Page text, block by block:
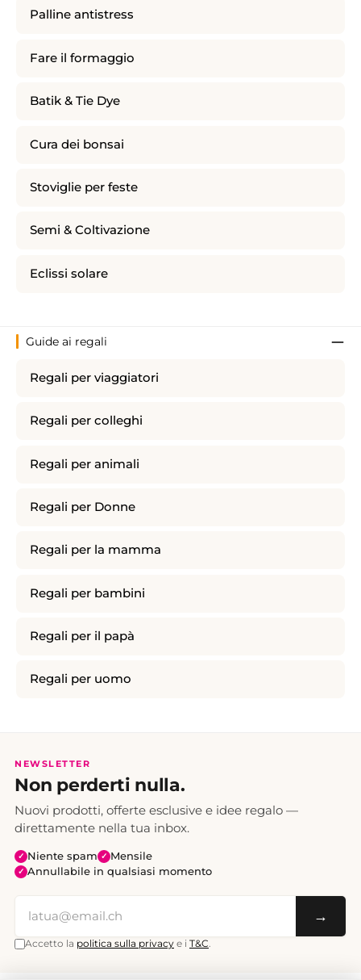
Palline antistress
Fare il formaggio
Batik & Tie Dye
Cura dei bonsai
Stoviglie per feste
Semi & Coltivazione
Eclissi solare
Guide ai regali
Regali per viaggiatori
Regali per colleghi
Regali per animali
Regali per Donne
Regali per la mamma
Regali per bambini
Regali per il papà
Regali per uomo
NEWSLETTER
Non perderti nulla.
Nuovi prodotti, offerte esclusive e idee regalo —
direttamente nella tua inbox.
✓ Niente spam ✓ Mensile
✓ Annullabile in qualsiasi momento
→
Accetto la politica sulla privacy e i T&C.